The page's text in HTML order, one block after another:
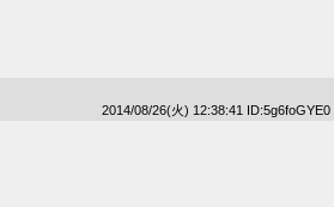
2014/08/26(火) 12:38:41 ID:5g6foGYE0